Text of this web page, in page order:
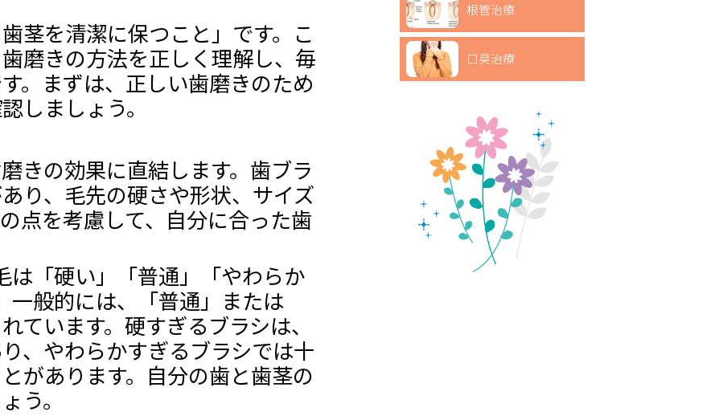
茎を清潔に保つこと」です。こ
磨きの方法を正しく理解し、毎
。まずは、正しい歯磨きのため
しましょう。
きの効果に直結します。歯ブラ
り、毛先の硬さや形状、サイズ
点を考慮して、自分に合った歯
は「硬い」「普通」「やわらか
一般的には、「普通」または
ています。硬すぎるブラシは、
、やわらかすぎるブラシでは十
があります。自分の歯と歯茎の
う。
根管治療
口臭治療